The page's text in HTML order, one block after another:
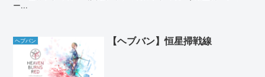
ー...
ヘブバン 【ヘブバン】恒星掃戦線